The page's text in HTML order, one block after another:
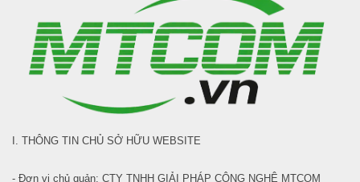
I. THÔNG TIN CHỦ SỞ HỮU WEBSITE
- Đơn vị chủ quản: CTY TNHH GIẢI PHÁP CÔNG NGHỆ MTCOM